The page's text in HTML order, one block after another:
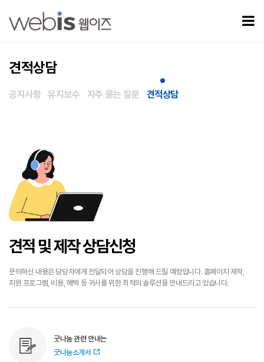
견적상담
공지사항 유지보수 자주 묻는 질문 견적상담
견적 및 제작 상담신청
문의하신 내용은 담당자에게 전달되어 상담을 진행해 드릴 예정입니다. 홈페이지 제작,
지원 프로그램, 비용, 혜택 등 귀사를 위한 최적의 솔루션을 안내드리고 있습니다.
굿나눔 관련 안내는
굿나눔소개서